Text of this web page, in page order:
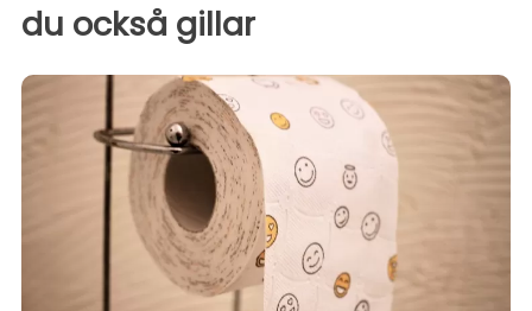
du också gillar